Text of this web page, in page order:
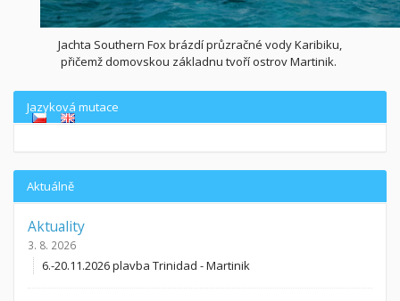
Jachta Southern Fox brázdí průzračné vody Karibiku,
přičemž domovskou základnu tvoří ostrov Martinik.
Jazyková mutace
Aktuálně
Aktuality
3. 8. 2026
6.-20.11.2026 plavba Trinidad - Martinik